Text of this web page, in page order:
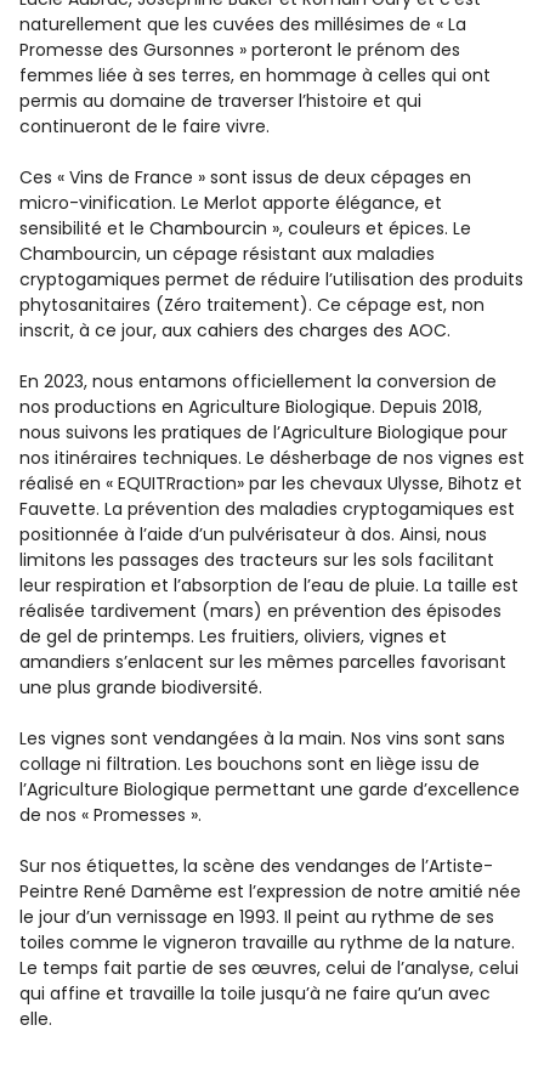
naturellement que les cuvées des millésimes de « La
Promesse des Gursonnes » porteront le prénom des
femmes liée à ses terres, en hommage à celles qui ont
permis au domaine de traverser l’histoire et qui
continueront de le faire vivre.
Ces « Vins de France » sont issus de deux cépages en
micro-vinification. Le Merlot apporte élégance, et
sensibilité et le Chambourcin », couleurs et épices. Le
Chambourcin, un cépage résistant aux maladies
cryptogamiques permet de réduire l’utilisation des produits
phytosanitaires (Zéro traitement). Ce cépage est, non
inscrit, à ce jour, aux cahiers des charges des AOC.
En 2023, nous entamons officiellement la conversion de
nos productions en Agriculture Biologique. Depuis 2018,
nous suivons les pratiques de l’Agriculture Biologique pour
nos itinéraires techniques. Le désherbage de nos vignes est
réalisé en « EQUITRraction» par les chevaux Ulysse, Bihotz et
Fauvette. La prévention des maladies cryptogamiques est
positionnée à l’aide d’un pulvérisateur à dos. Ainsi, nous
limitons les passages des tracteurs sur les sols facilitant
leur respiration et l’absorption de l’eau de pluie. La taille est
réalisée tardivement (mars) en prévention des épisodes
de gel de printemps. Les fruitiers, oliviers, vignes et
amandiers s’enlacent sur les mêmes parcelles favorisant
une plus grande biodiversité.
Les vignes sont vendangées à la main. Nos vins sont sans
collage ni filtration. Les bouchons sont en liège issu de
l’Agriculture Biologique permettant une garde d’excellence
de nos « Promesses ».
Sur nos étiquettes, la scène des vendanges de l’Artiste-
Peintre René Damême est l’expression de notre amitié née
le jour d’un vernissage en 1993. Il peint au rythme de ses
toiles comme le vigneron travaille au rythme de la nature.
Le temps fait partie de ses œuvres, celui de l’analyse, celui
qui affine et travaille la toile jusqu’à ne faire qu’un avec
elle.